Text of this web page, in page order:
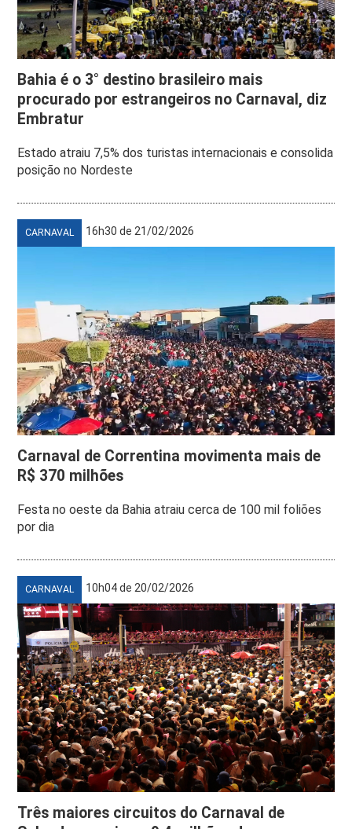
Bahia é o 3° destino brasileiro mais
procurado por estrangeiros no Carnaval, diz
Embratur
Estado atraiu 7,5% dos turistas internacionais e consolida
posição no Nordeste
CARNAVAL 16h30 de 21/02/2026
Carnaval de Correntina movimenta mais de
R$ 370 milhões
Festa no oeste da Bahia atraiu cerca de 100 mil foliões
por dia
CARNAVAL 10h04 de 20/02/2026
Três maiores circuitos do Carnaval de